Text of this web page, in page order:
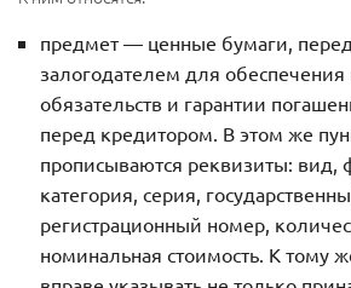
предмет — ценные бумаги,
залогодателем для
обязательств и гарантии
перед кредитором. В этом же
прописываются реквизиты: вид,
категория, серия,
регистрационный номер,
номинальная стоимость. К тому